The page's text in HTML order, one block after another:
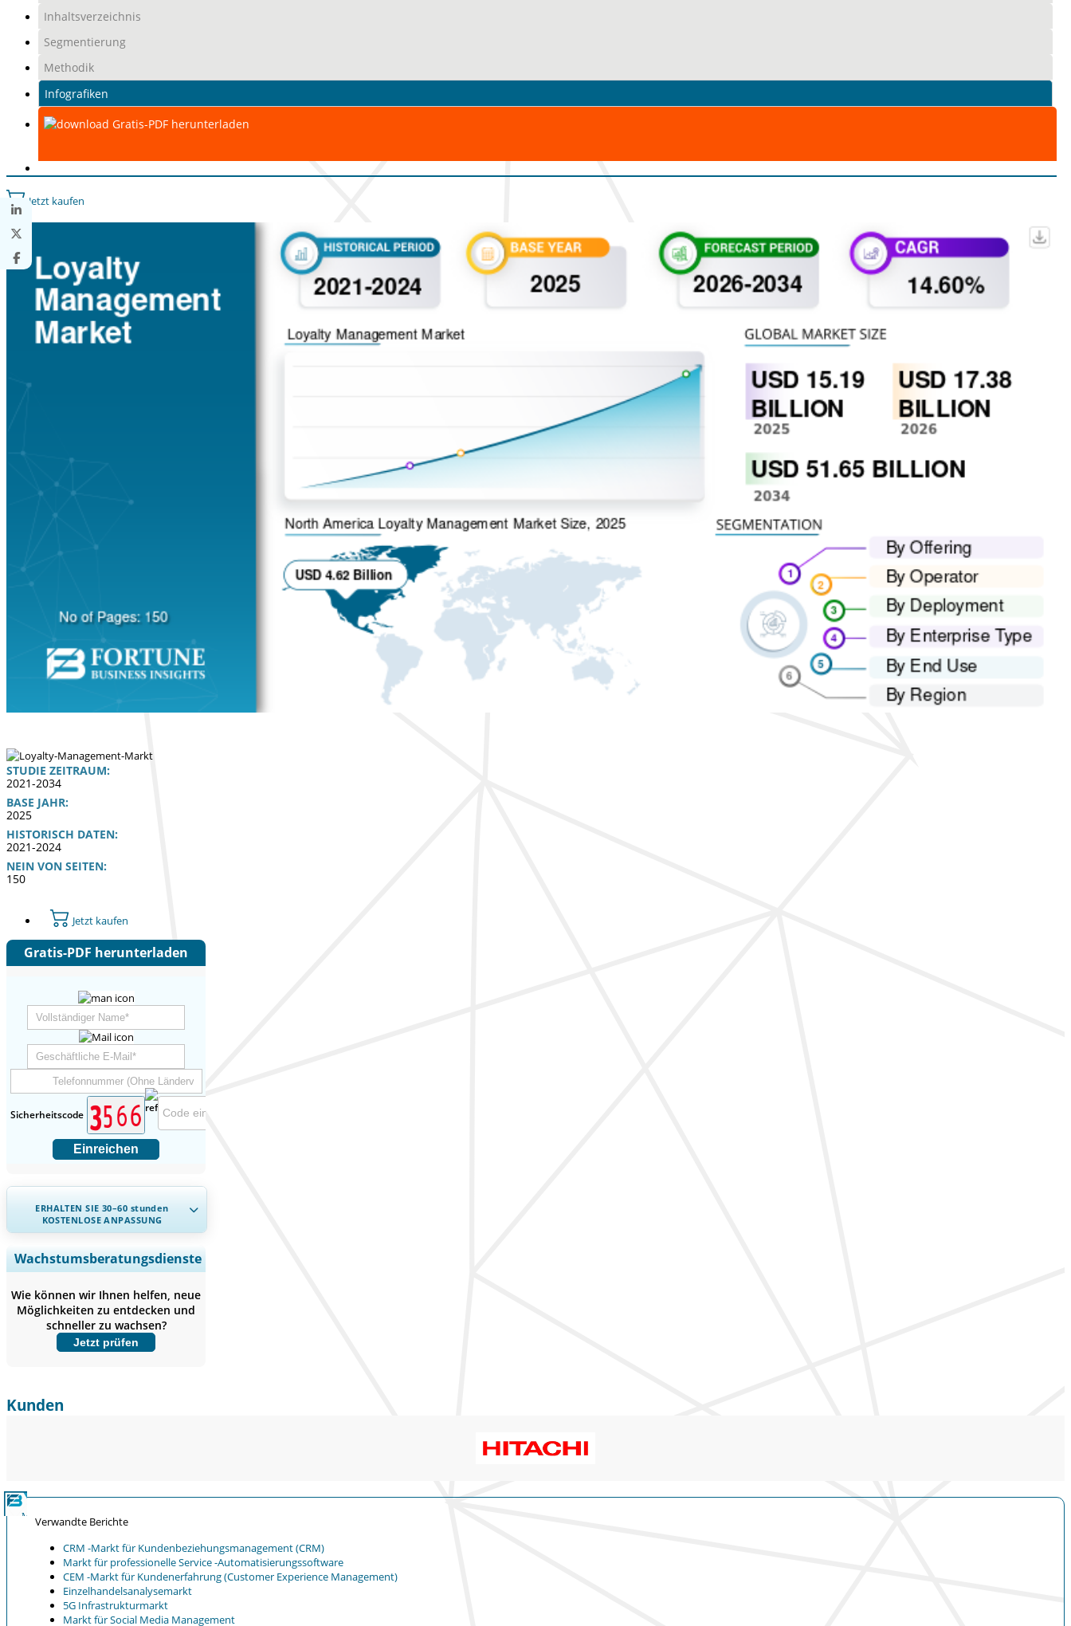
Inhaltsverzeichnis
Segmentierung
Methodik
Infografiken
Gratis-PDF herunterladen
Jetzt kaufen
STUDIE ZEITRAUM:
2021-2034
BASE JAHR:
2025
HISTORISCH DATEN:
2021-2024
NEIN VON SEITEN:
150
Jetzt kaufen
Gratis-PDF herunterladen
Sicherheitscode
Einreichen
ERHALTEN SIE 30–60 stunden
KOSTENLOSE ANPASSUNG
Regionale und länderspezifische
Abdeckung erweitern,
Unternehmensprofile, Wettbewerbs-
Benchmarking, und Endnutzer-
Einblicke.
Wachstumsberatungsdienste
Wie können wir Ihnen helfen, neue
Möglichkeiten zu entdecken und
schneller zu wachsen?
Jetzt prüfen
Kunden
Verwandte Berichte
CRM -Markt für Kundenbeziehungsmanagement (CRM)
Markt für professionelle Service -Automatisierungssoftware
CEM -Markt für Kundenerfahrung (Customer Experience Management)
Einzelhandelsanalysemarkt
5G Infrastrukturmarkt
Markt für Social Media Management